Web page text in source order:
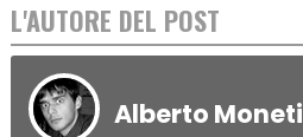
L'AUTORE DEL POST
Alberto Moneti